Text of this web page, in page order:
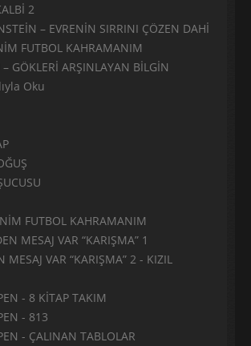
2
– EVRENİN SIRRINI ÇÖZEN DAHİ
FUTBOL KAHRAMANIM
GÖKLERİ ARŞINLAYAN BİLGİN
Oku
FUTBOL KAHRAMANIM
MESAJ VAR “KARIŞMA” 1
MESAJ VAR “KARIŞMA” 2 - KIZIL
- 8 KİTAP TAKIM
- 813
- ÇALINAN TABLOLAR